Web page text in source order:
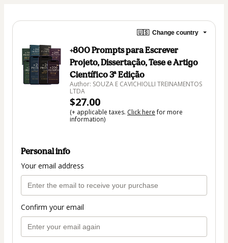
🇺🇸 Change country
+800 Prompts para Escrever
Projeto, Dissertação, Tese e Artigo
Científico 3ª Edição
Author: SOUZA E CAVICHIOLLI TREINAMENTOS
LTDA
$27.00
(+ applicable taxes. Click herefor more
information)
Personal info
Your email address
Confirm your email